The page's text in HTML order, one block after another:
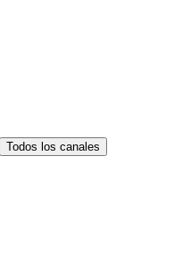
Todos los canales